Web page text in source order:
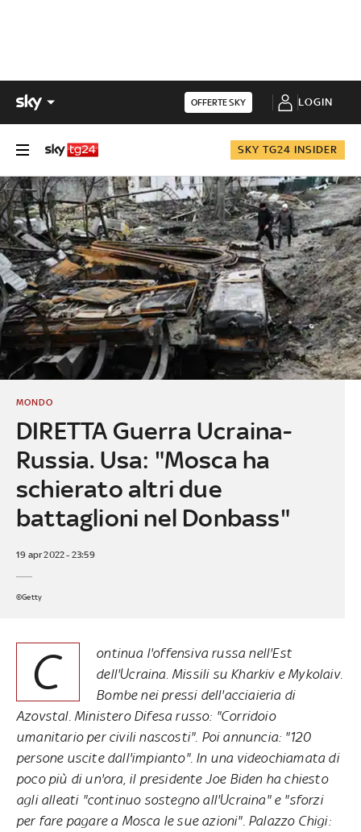
OFFERTE SKY LOGIN
SKY TG24 INSIDER
DIRETTA Guerra Ucraina-
Russia. Usa: "Mosca ha
schierato altri due
battaglioni nel Donbass"
MONDO
19 apr 2022 - 23:59
©Getty
C
ontinua l'offensiva russa nell'Est
dell'Ucraina. Missili su Kharkiv e Mykolaiv.
Bombe nei pressi dell'acciaieria di
Azovstal. Ministero Difesa russo: "Corridoio
umanitario per civili nascosti". Poi annuncia: "120
persone uscite dall'impianto". In una videochiamata di
poco più di un'ora, il presidente Joe Biden ha chiesto
agli alleati "continuo sostegno all'Ucraina" e "sforzi
per fare pagare a Mosca le sue azioni". Palazzo Chigi: